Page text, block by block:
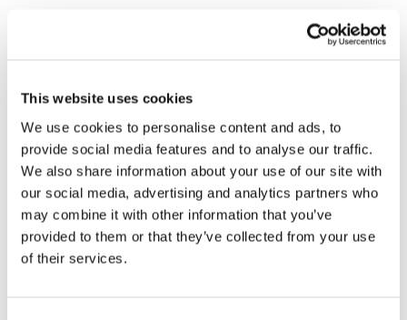
This website uses cookies
We use cookies to personalise content and ads, to
provide social media features and to analyse our traffic.
We also share information about your use of our site with
our social media, advertising and analytics partners who
may combine it with other information that you’ve
provided to them or that they’ve collected from your use
of their services.
Capitali all'estero:
reato di riciclaggio
se c'è prova di
delitto precedente
Il principio sancito dalla Corte di Cassazione con